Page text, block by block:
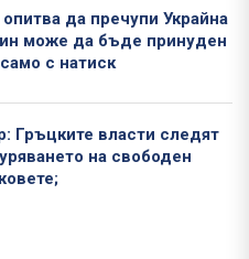
да пречупи Украйна
може да бъде принуден
с натиск
Гръцките власти следят
на свободен